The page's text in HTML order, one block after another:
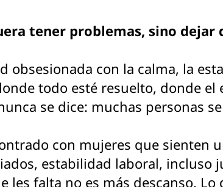
tener problemas, sino dejar
obsesionada con la calma, la
todo esté resuelto, donde el
se dice: muchas personas
con mujeres que sienten
estabilidad laboral, incluso
les falta no es más descanso.